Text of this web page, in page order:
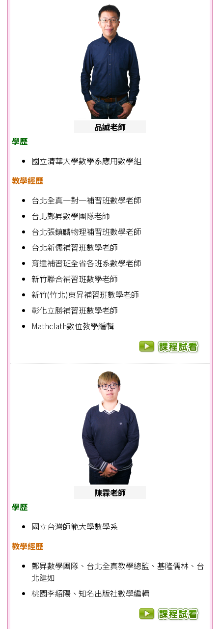
品誠老師
學歷
國立清華大學數學系應用數學組
教學經歷
台北全真一對一補習班數學老師
台北鄭昇數學團隊老師
台北張鎮麟物理補習班數學老師
台北新儒補習班數學老師
育達補習班全省各班系數學老師
新竹聯合補習班數學老師
新竹(竹北)東昇補習班數學老師
彰化立勝補習班數學老師
Mathclath數位教學編輯
陳霖老師
學歷
國立台灣師範大學數學系
教學經歷
鄭昇數學團隊、台北全真教學總監、基隆儒林、台
北建如
桃園李紹陽、知名出版社數學編輯